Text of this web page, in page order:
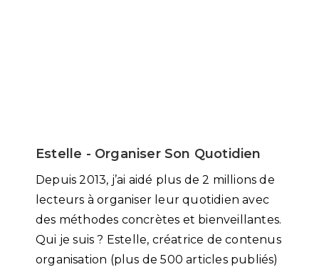
Estelle - Organiser Son Quotidien
Depuis 2013, j’ai aidé plus de 2 millions de
lecteurs à organiser leur quotidien avec
des méthodes concrètes et bienveillantes.
Qui je suis ? Estelle, créatrice de contenus
organisation (plus de 500 articles publiés)